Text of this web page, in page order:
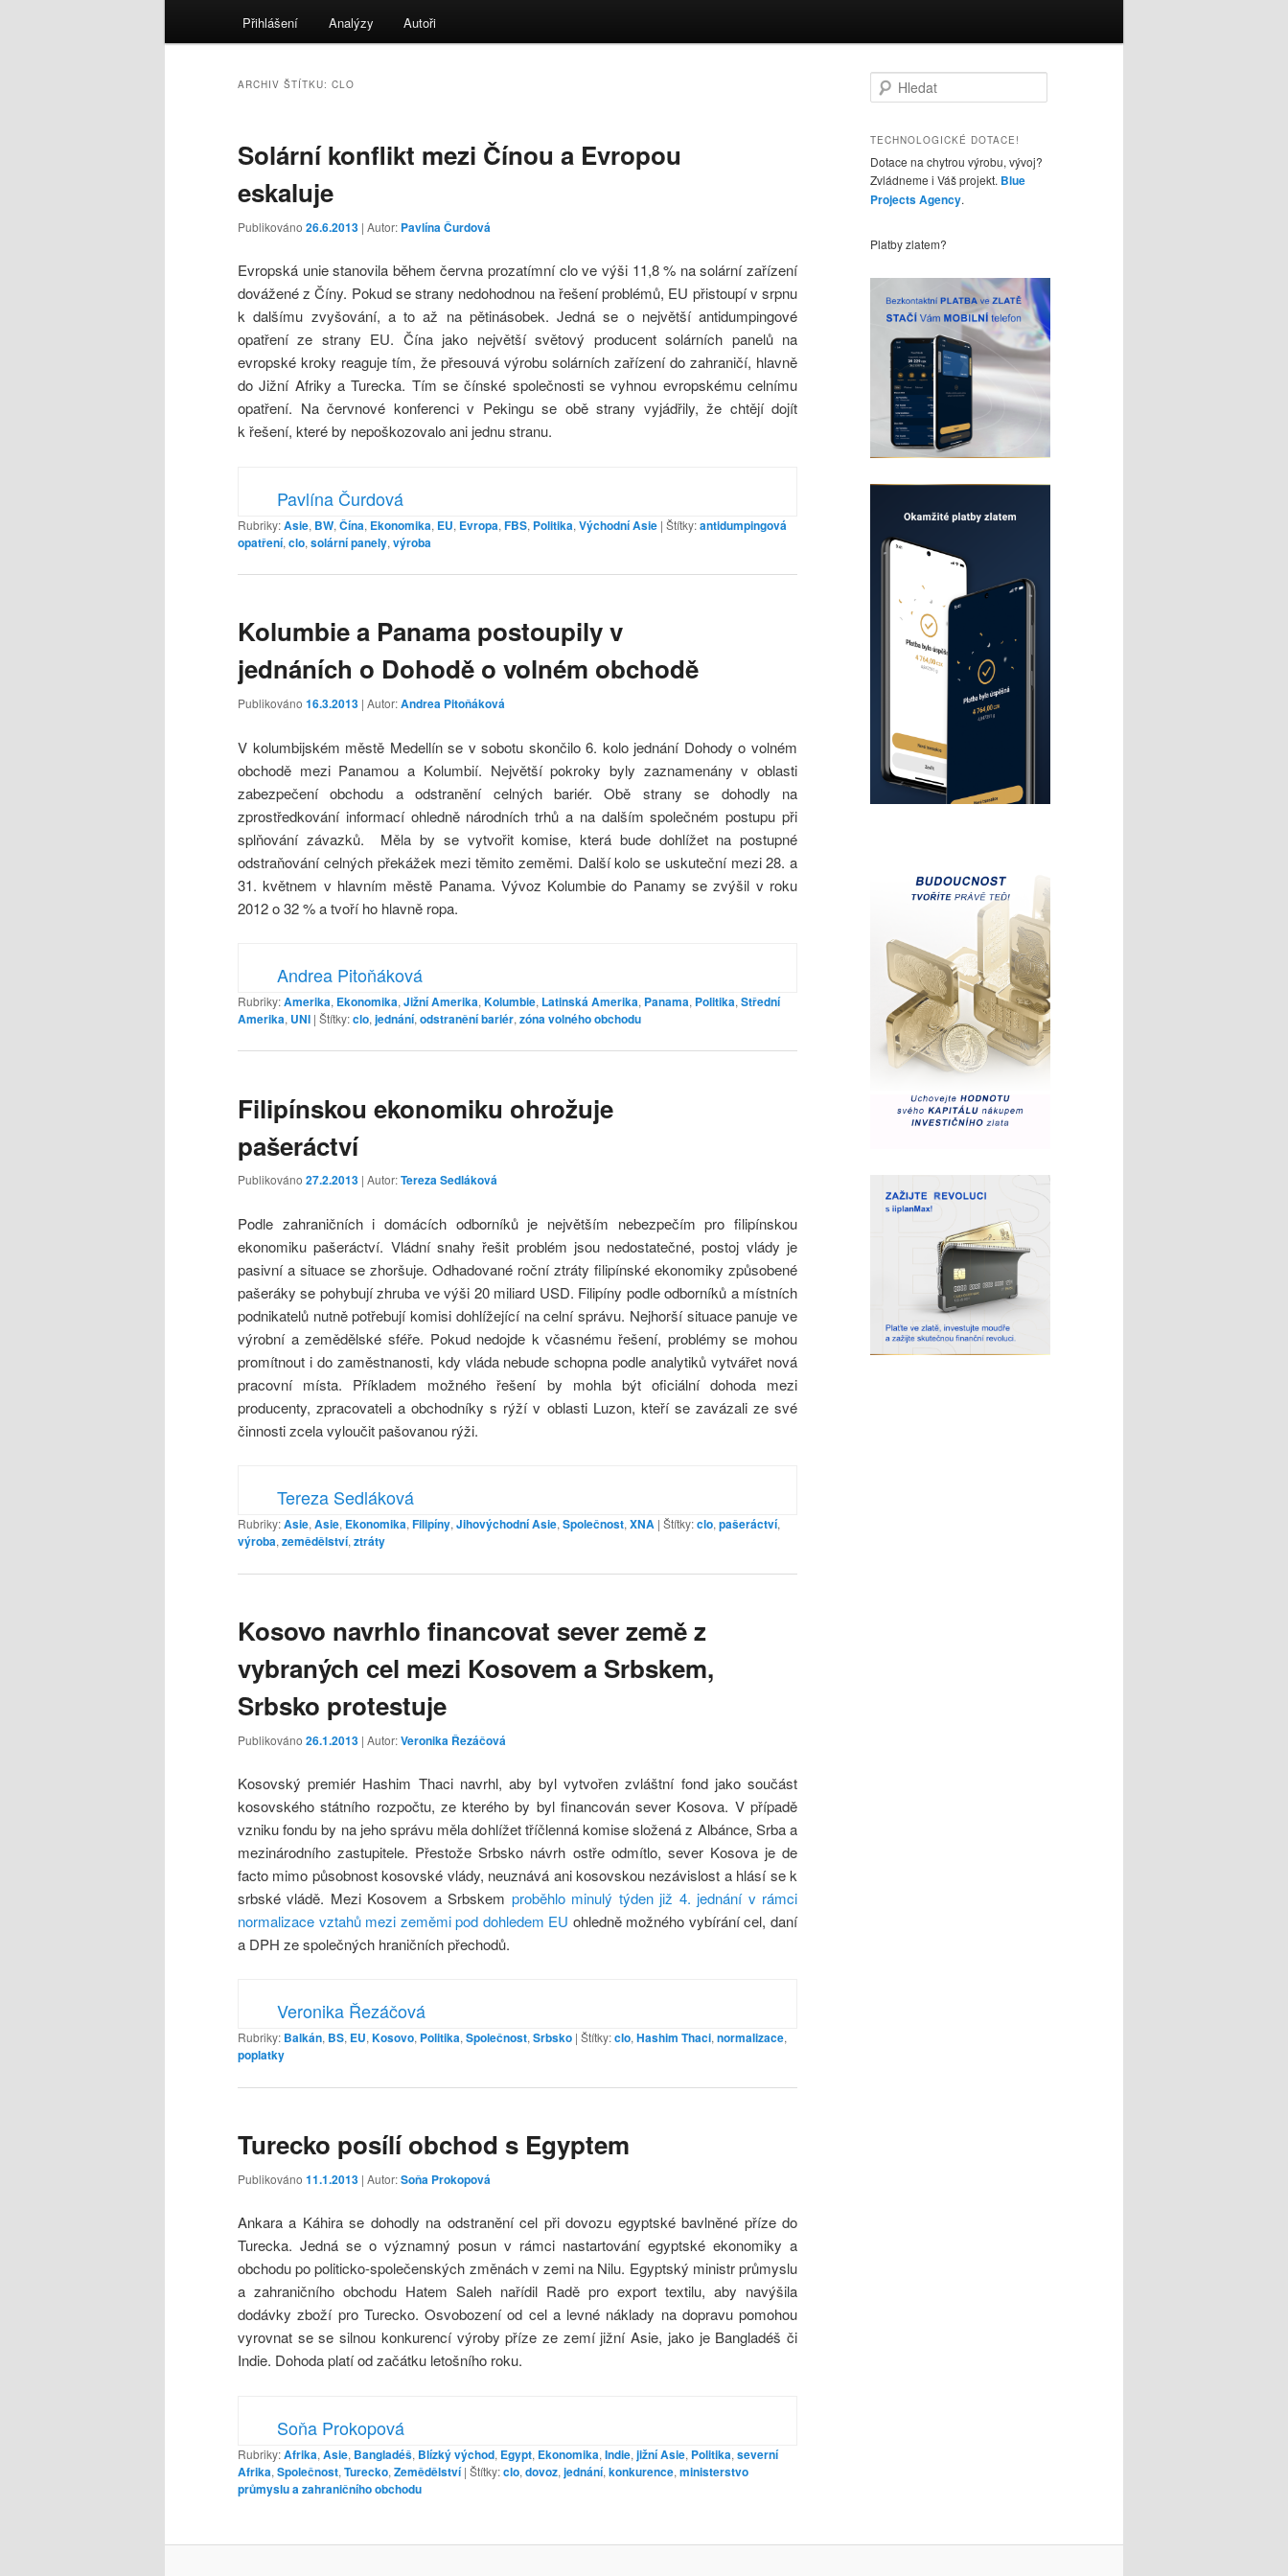
Přihlášení Analýzy Autoři
ARCHIV ŠTÍTKU: CLO
Solární konflikt mezi Čínou a Evropou
eskaluje
Publikováno 26.6.2013 | Autor: Pavlína Čurdová
Evropská unie stanovila během června prozatímní clo ve výši 11,8 % na solární zařízení
dovážené z Číny. Pokud se strany nedohodnou na řešení problémů, EU přistoupí v srpnu
k dalšímu zvyšování, a to až na pětinásobek. Jedná se o největší antidumpingové
opatření ze strany EU. Čína jako největší světový producent solárních panelů na
evropské kroky reaguje tím, že přesouvá výrobu solárních zařízení do zahraničí, hlavně
do Jižní Afriky a Turecka. Tím se čínské společnosti se vyhnou evropskému celnímu
opatření. Na červnové konferenci v Pekingu se obě strany vyjádřily, že chtějí dojít
k řešení, které by nepoškozovalo ani jednu stranu.
Pavlína Čurdová
Rubriky:Asie, BW, Čína, Ekonomika, EU, Evropa, FBS, Politika, Východní Asie | Štítky:antidumpingová
opatření, clo, solární panely, výroba
Kolumbie a Panama postoupily v
jednáních o Dohodě o volném obchodě
Publikováno 16.3.2013 | Autor:Andrea Pitoňáková
V kolumbijském městě Medellín se v sobotu skončilo 6. kolo jednání Dohody o volném
obchodě mezi Panamou a Kolumbií. Největší pokroky byly zaznamenány v oblasti
zabezpečení obchodu a odstranění celných bariér. Obě strany se dohodly na
zprostředkování informací ohledně národních trhů a na dalším společném postupu při
splňování závazků. Měla by se vytvořit komise, která bude dohlížet na postupné
odstraňování celných překážek mezi těmito zeměmi. Další kolo se uskuteční mezi 28. a
31. květnem v hlavním městě Panama. Vývoz Kolumbie do Panamy se zvýšil v roku
2012 o 32 % a tvoří ho hlavně ropa.
Andrea Pitoňáková
Rubriky:Amerika, Ekonomika, Jižní Amerika, Kolumbie, Latinská Amerika, Panama, Politika, Střední
Amerika, UNI | Štítky:clo, jednání, odstranění bariér, zóna volného obchodu
Filipínskou ekonomiku ohrožuje
pašeráctví
Publikováno 27.2.2013 | Autor:Tereza Sedláková
Podle zahraničních i domácích odborníků je největším nebezpečím pro filipínskou
ekonomiku pašeráctví. Vládní snahy řešit problém jsou nedostatečné, postoj vlády je
pasivní a situace se zhoršuje. Odhadované roční ztráty filipínské ekonomiky způsobené
pašeráky se pohybují zhruba ve výši 20 miliard USD. Filipíny podle odborníků a místních
podnikatelů nutně potřebují komisi dohlížející na celní správu. Nejhorší situace panuje ve
výrobní a zemědělské sféře. Pokud nedojde k včasnému řešení, problémy se mohou
promítnout i do zaměstnanosti, kdy vláda nebude schopna podle analytiků vytvářet nová
pracovní místa. Příkladem možného řešení by mohla být oficiální dohoda mezi
producenty, zpracovateli a obchodníky s rýží v oblasti Luzon, kteří se zavázali ze své
činnosti zcela vyloučit pašovanou rýži.
Tereza Sedláková
Rubriky:Asie, Asie, Ekonomika, Filipíny, Jihovýchodní Asie, Společnost, XNA | Štítky:clo, pašeráctví,
výroba, zemědělství, ztráty
Kosovo navrhlo financovat sever země z
vybraných cel mezi Kosovem a Srbskem,
Srbsko protestuje
Publikováno 26.1.2013 | Autor:Veronika Řezáčová
Kosovský premiér Hashim Thaci navrhl, aby byl vytvořen zvláštní fond jako součást
kosovského státního rozpočtu, ze kterého by byl financován sever Kosova. V případě
vzniku fondu by na jeho správu měla dohlížet tříčlenná komise složená z Albánce, Srba a
mezinárodního zastupitele. Přestože Srbsko návrh ostře odmítlo, sever Kosova je de
facto mimo působnost kosovské vlády, neuznává ani kosovskou nezávislost a hlásí se k
srbské vládě. Mezi Kosovem a Srbskem proběhlo minulý týden již 4. jednání v rámci
normalizace vztahů mezi zeměmi pod dohledem EU ohledně možného vybírání cel, daní
a DPH ze společných hraničních přechodů.
Veronika Řezáčová
Rubriky: Balkán, BS, EU,Kosovo, Politika,Společnost,Srbsko | Štítky:clo,Hashim Thaci,normalizace,
poplatky
Turecko posílí obchod s Egyptem
Publikováno 11.1.2013 | Autor:Soňa Prokopová
Ankara a Káhira se dohodly na odstranění cel při dovozu egyptské bavlněné příze do
Turecka. Jedná se o významný posun v rámci nastartování egyptské ekonomiky a
obchodu po politicko-společenských změnách v zemi na Nilu. Egyptský ministr průmyslu
a zahraničního obchodu Hatem Saleh nařídil Radě pro export textilu, aby navýšila
dodávky zboží pro Turecko. Osvobození od cel a levné náklady na dopravu pomohou
vyrovnat se se silnou konkurencí výroby příze ze zemí jižní Asie, jako je Bangladéš či
Indie. Dohoda platí od začátku letošního roku.
Soňa Prokopová
Rubriky:Afrika, Asie, Bangladéš, Blízký východ, Egypt, Ekonomika, Indie, jižní Asie, Politika, severní
Afrika, Společnost, Turecko, Zemědělství | Štítky:clo, dovoz, jednání, konkurence, ministerstvo
průmyslu a zahraničního obchodu
l
d
t
TECHNOLOGICKÉ DOTACE!
Dotace na chytrou výrobu, vývoj?
Zvládneme i Váš projekt. Blue
Projects Agency.
Platby zlatem?